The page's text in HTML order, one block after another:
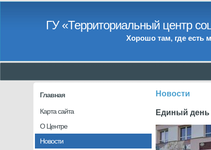
ГУ «Территориальный центр
Хорошо там, где есть
Главная
Карта сайта
О Центре
Новости
Новости
Единый